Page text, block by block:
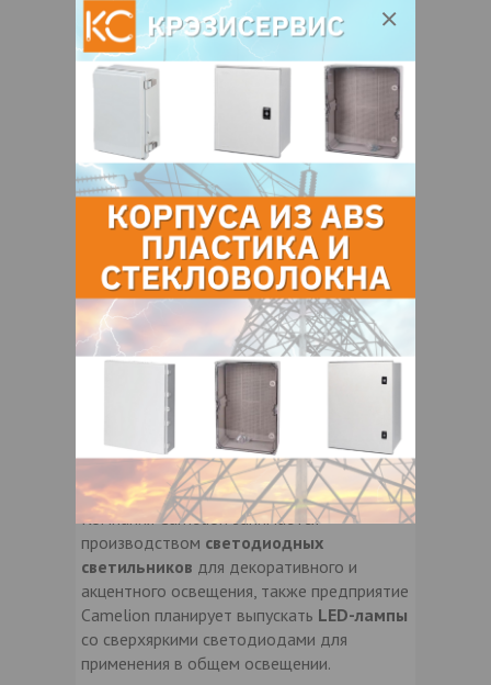
На протяжении многих десятков лет
компания Camelion в основном выпускала
аккумуляторы для автомобилей,
батарейки
бытовые аккумуляторы
. В настоящее время
компания также осуществляет вложения в
разработку новых источников питания. Но
наиболее значимая линейка продукции
Camelion сегодня — светотехника.
С 2002 года список световых приборов
торговой маркиCamelionпополнился
энергосберегающими лампами, а также
илюминесцентными настольными
светильниками
. Также компания
занимается производством
аккумуляторных люминесцентных
светильников
. Выпуск источников света
активно развивается. Ассортимент
товаров Camelion непрерывно
дополняется новыми изделиями.
Компания Camelion занимается
производством светодиодных
светильников для декоративного и
акцентного освещения, также предприятие
Camelion планирует выпускать LED-лампы
со сверхяркими светодиодами для
применения в общем освещении.